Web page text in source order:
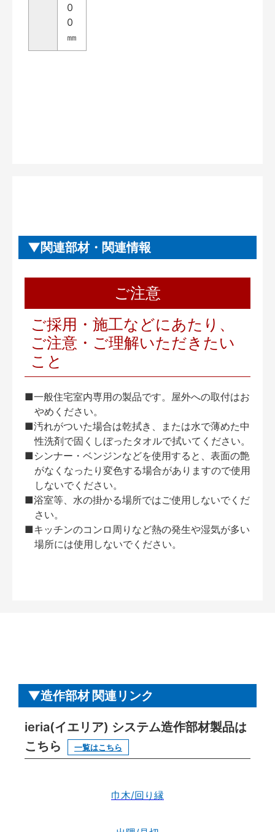
0
0
㎜
関連部材・関連情報
ご注意
ご採用・施工などにあたり、
ご注意・ご理解いただきたい
こと
■一般住宅室内専用の製品です。屋外への取付はお
やめください。
■汚れがついた場合は乾拭き、または水で薄めた中
性洗剤で固くしぼったタオルで拭いてください。
■シンナー・ベンジンなどを使用すると、表面の艶
がなくなったり変色する場合がありますので使用
しないでください。
■浴室等、水の掛かる場所ではご使用しないでくだ
さい。
■キッチンのコンロ周りなど熱の発生や湿気が多い
場所には使用しないでください。
造作部材 関連リンク
ieria(イエリア) システム造作部材製品は
こちら
一覧はこちら
巾木/回り縁